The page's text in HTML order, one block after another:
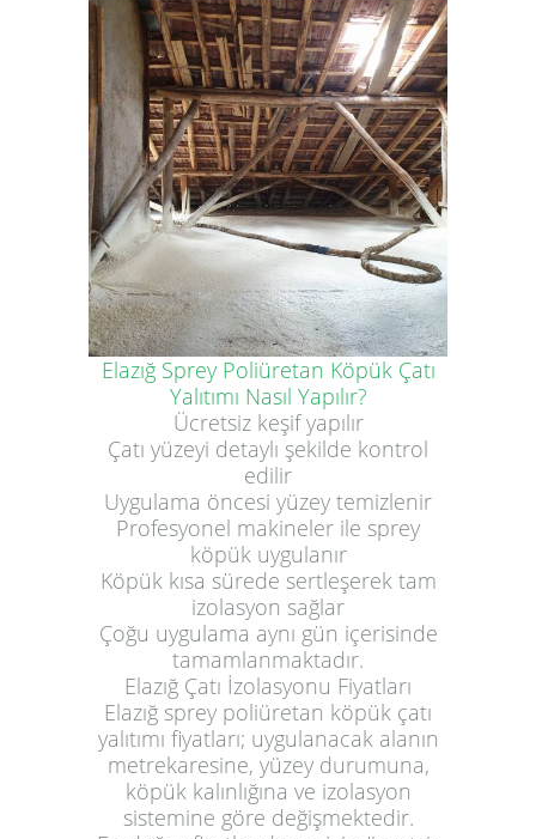
Elazığ Sprey Poliüretan Köpük Çatı
Yalıtımı Nasıl Yapılır?
Ücretsiz keşif yapılır
Çatı yüzeyi detaylı şekilde kontrol
edilir
Uygulama öncesi yüzey temizlenir
Profesyonel makineler ile sprey
köpük uygulanır
Köpük kısa sürede sertleşerek tam
izolasyon sağlar
Çoğu uygulama aynı gün içerisinde
tamamlanmaktadır.
Elazığ Çatı İzolasyonu Fiyatları
Elazığ sprey poliüretan köpük çatı
yalıtımı fiyatları; uygulanacak alanın
metrekaresine, yüzey durumuna,
köpük kalınlığına ve izolasyon
sistemine göre değişmektedir.